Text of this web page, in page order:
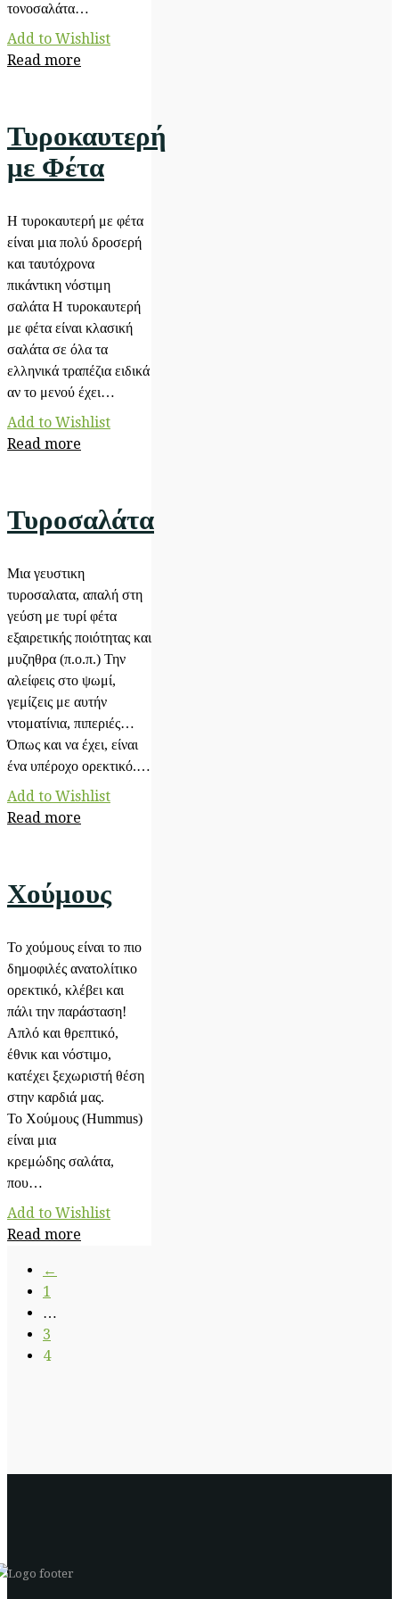
τονοσαλάτα…
Add to Wishlist
Read more
Τυροκαυτερή
με Φέτα
H τυροκαυτερή με φέτα
είναι μια πολύ δροσερή
και ταυτόχρονα
πικάντικη νόστιμη
σαλάτα Η τυροκαυτερή
με φέτα είναι κλασική
σαλάτα σε όλα τα
ελληνικά τραπέζια ειδικά
αν το μενού έχει…
Add to Wishlist
Read more
Τυροσαλάτα
Μια γευστικη
τυροσαλατα, απαλή στη
γεύση με τυρί φέτα
εξαιρετικής ποιότητας και
μυζηθρα (π.ο.π.) Την
αλείφεις στο ψωμί,
γεμίζεις με αυτήν
ντοματίνια, πιπεριές…
Όπως και να έχει, είναι
ένα υπέροχο ορεκτικό.…
Add to Wishlist
Read more
Χούμους
To χούμους είναι το πιο
δημοφιλές ανατολίτικο
ορεκτικό, κλέβει και
πάλι την παράσταση!
Απλό και θρεπτικό,
έθνικ και νόστιμο,
κατέχει ξεχωριστή θέση
στην καρδιά μας.
Το Χούμους (Hummus)
είναι μια
κρεμώδης σαλάτα,
που…
Add to Wishlist
Read more
←
1
…
3
4